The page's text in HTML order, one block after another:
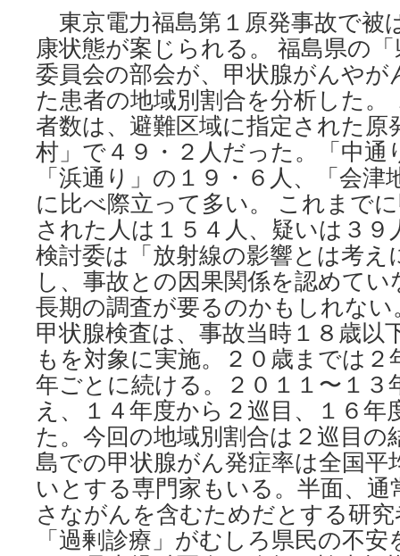
東京電力福島第１原発事故で被
康状態が案じられる。 福島県の
委員会の部会が、甲状腺がんや
た患者の地域別割合を分析した。
者数は、避難区域に指定された原
村」で４９・２人だった。「中通
「浜通り」の１９・６人、「会
に比べ際立って多い。 これまで
された人は１５４人、疑いは３
検討委は「放射線の影響とは考え
し、事故との因果関係を認めて
長期の調査が要るのかもしれない
甲状腺検査は、事故当時１８歳以
もを対象に実施。２０歳までは
年ごとに続ける。２０１１〜１３
え、１４年度から２巡目、１６年
た。今回の地域別割合は２巡目の
島での甲状腺がん発症率は全国平
いとする専門家もいる。半面、
さながんを含むためだとする研
「過剰診療」がむしろ県民の不